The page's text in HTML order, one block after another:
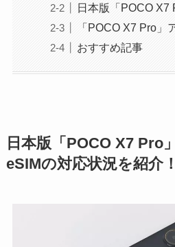
日本版「POCO X7
「POCO X7 Pro」
おすすめ記事
日本版「POCO X7 Pro
eSIMの対応状況を紹介！